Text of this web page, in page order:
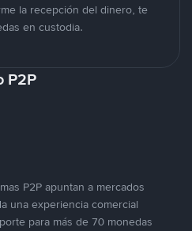
la recepción del dinero, te
en custodia.
P2P
P2P apuntan a mercados
una experiencia comercial
para más de 70 monedas